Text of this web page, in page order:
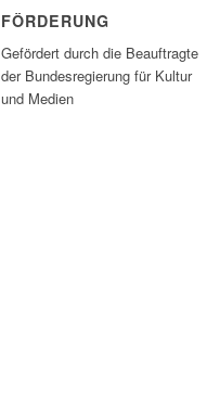
FÖRDERUNG
Gefördert durch die Beauftragte
der Bundesregierung für Kultur
und Medien